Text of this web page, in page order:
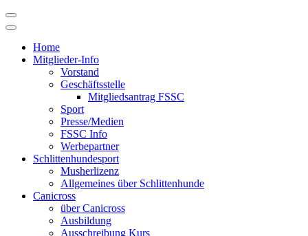
Skip
to
Home
Mitglieder-Info
Vorstand
Geschäftsstelle
Mitgliedsantrag FSSC
Sport
Presse/Medien
FSSC Info
Werbepartner
Schlittenhundesport
Musherlizenz
Allgemeines über Schlittenhunde
Canicross
über Canicross
Ausbildung
Ausschreibung Kurs